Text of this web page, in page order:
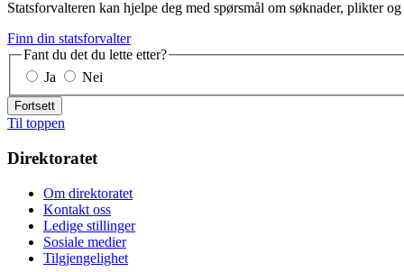
Statsforvalteren kan hjelpe deg med spørsmål om søknader, plikter og
Finn din statsforvalter
Fant du det du lette etter?
Ja
Nei
Fortsett
Til toppen
Direktoratet
Om direktoratet
Kontakt oss
Ledige stillinger
Sosiale medier
Tilgjengelighet